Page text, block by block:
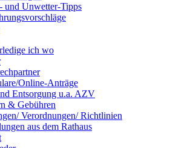
und Unwetter-Tipps
ich wo
Online-Anträge
Entsorgung u.a. AZV
& Gebühren
Verordnungen/ Richtlinien
aus dem Rathaus